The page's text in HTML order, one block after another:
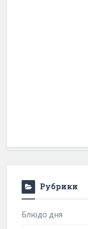
Рубрики
Блюдо дня